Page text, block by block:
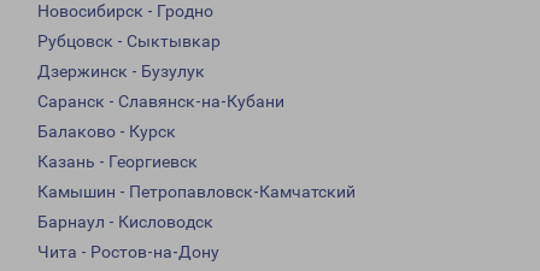
Новосибирск - Гродно
Рубцовск - Сыктывкар
Дзержинск - Бузулук
Саранск - Славянск-на-Кубани
Балаково - Курск
Казань - Георгиевск
Камышин - Петропавловск-Камчатский
Барнаул - Кисловодск
Чита - Ростов-на-Дону